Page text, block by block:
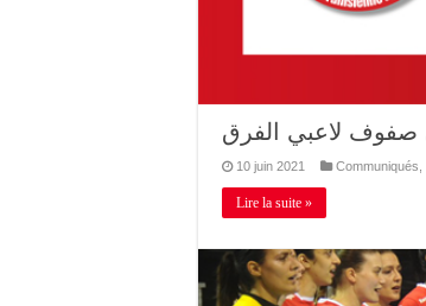
10 juin 2021 Communiqués
Lire la suite »